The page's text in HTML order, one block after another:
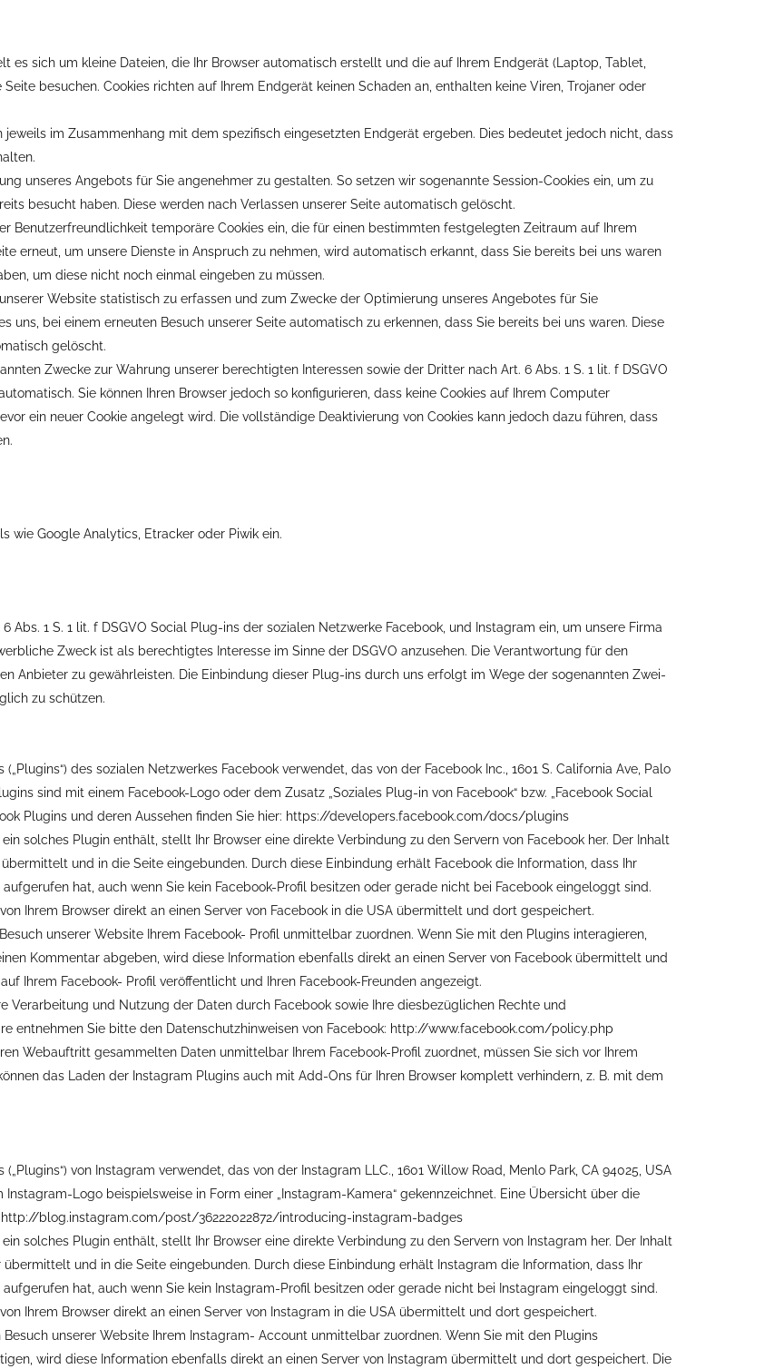
es sich um kleine Dateien, die Ihr Browser automatisch erstellt und die auf Ihrem Endgerät (Laptop, Tablet,
besuchen. Cookies richten auf Ihrem Endgerät keinen Schaden an, enthalten keine Viren, Trojaner oder
im Zusammenhang mit dem spezifisch eingesetzten Endgerät ergeben. Dies bedeutet jedoch nicht, dass
unseres Angebots für Sie angenehmer zu gestalten. So setzen wir sogenannte Session-Cookies ein, um zu
besucht haben. Diese werden nach Verlassen unserer Seite automatisch gelöscht.
Benutzerfreundlichkeit temporäre Cookies ein, die für einen bestimmten festgelegten Zeitraum auf Ihrem
erneut, um unsere Dienste in Anspruch zu nehmen, wird automatisch erkannt, dass Sie bereits bei uns waren
um diese nicht noch einmal eingeben zu müssen.
Website statistisch zu erfassen und zum Zwecke der Optimierung unseres Angebotes für Sie
uns, bei einem erneuten Besuch unserer Seite automatisch zu erkennen, dass Sie bereits bei uns waren. Diese
gelöscht.
Zwecke zur Wahrung unserer berechtigten Interessen sowie der Dritter nach Art. 6 Abs. 1 S. 1 lit. f DSGVO
Sie können Ihren Browser jedoch so konfigurieren, dass keine Cookies auf Ihrem Computer
ein neuer Cookie angelegt wird. Die vollständige Deaktivierung von Cookies kann jedoch dazu führen, dass
wie Google Analytics, Etracker oder Piwik ein.
1 S. 1 lit. f DSGVO Social Plug-ins der sozialen Netzwerke Facebook, und Instagram ein, um unsere Firma
Zweck ist als berechtigtes Interesse im Sinne der DSGVO anzusehen. Die Verantwortung für den
Anbieter zu gewährleisten. Die Einbindung dieser Plug-ins durch uns erfolgt im Wege der sogenannten Zwei-
zu schützen.
des sozialen Netzwerkes Facebook verwendet, das von der Facebook Inc., 1601 S. California Ave, Palo
sind mit einem Facebook-Logo oder dem Zusatz „Soziales Plug-in von Facebook“ bzw. „Facebook Social
Plugins und deren Aussehen finden Sie hier: https://developers.facebook.com/docs/plugins
solches Plugin enthält, stellt Ihr Browser eine direkte Verbindung zu den Servern von Facebook her. Der Inhalt
und in die Seite eingebunden. Durch diese Einbindung erhält Facebook die Information, dass Ihr
hat, auch wenn Sie kein Facebook-Profil besitzen oder gerade nicht bei Facebook eingeloggt sind.
Ihrem Browser direkt an einen Server von Facebook in die USA übermittelt und dort gespeichert.
unserer Website Ihrem Facebook- Profil unmittelbar zuordnen. Wenn Sie mit den Plugins interagieren,
Kommentar abgeben, wird diese Information ebenfalls direkt an einen Server von Facebook übermittelt und
Ihrem Facebook- Profil veröffentlicht und Ihren Facebook-Freunden angezeigt.
und Nutzung der Daten durch Facebook sowie Ihre diesbezüglichen Rechte und
entnehmen Sie bitte den Datenschutzhinweisen von Facebook: http://www.facebook.com/policy.php
Webauftritt gesammelten Daten unmittelbar Ihrem Facebook-Profil zuordnet, müssen Sie sich vor Ihrem
das Laden der Instagram Plugins auch mit Add-Ons für Ihren Browser komplett verhindern, z. B. mit dem
von Instagram verwendet, das von der Instagram LLC., 1601 Willow Road, Menlo Park, CA 94025, USA
Logo beispielsweise in Form einer „Instagram-Kamera“ gekennzeichnet. Eine Übersicht über die
http://blog.instagram.com/post/36222022872/introducing-instagram-badges
solches Plugin enthält, stellt Ihr Browser eine direkte Verbindung zu den Servern von Instagram her. Der Inhalt
und in die Seite eingebunden. Durch diese Einbindung erhält Instagram die Information, dass Ihr
hat, auch wenn Sie kein Instagram-Profil besitzen oder gerade nicht bei Instagram eingeloggt sind.
Ihrem Browser direkt an einen Server von Instagram in die USA übermittelt und dort gespeichert.
unserer Website Ihrem Instagram- Account unmittelbar zuordnen. Wenn Sie mit den Plugins
wird diese Information ebenfalls direkt an einen Server von Instagram übermittelt und dort gespeichert. Die